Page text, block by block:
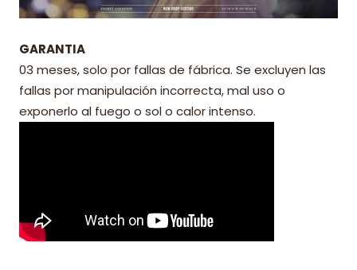
GARANTIA
03 meses, solo por fallas de fábrica. Se excluyen las
fallas por manipulación incorrecta, mal uso o
exponerlo al fuego o sol o calor intenso.